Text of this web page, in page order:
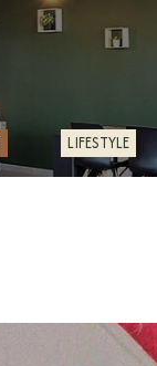
LIFESTYLE